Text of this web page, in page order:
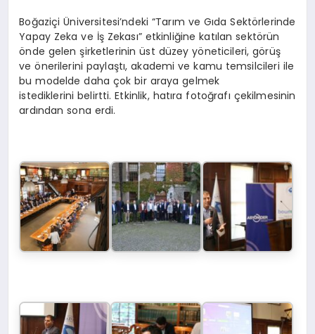
Boğaziçi Üniversitesi’ndeki “Tarım ve Gıda Sektörlerinde
Yapay Zeka ve İş Zekası” etkinliğine katılan sektörün
önde gelen şirketlerinin üst düzey yöneticileri, görüş
ve önerilerini paylaştı, akademi ve kamu temsilcileri ile
bu modelde daha çok bir araya gelmek
istediklerini belirtti. Etkinlik, hatıra fotoğrafı çekilmesinin
ardından sona erdi.